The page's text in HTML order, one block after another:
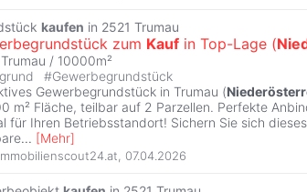
kaufen in 2521 Trumau
zum Kauf in Top-Lage (
/ 10000m²
#Gewerbegrundstück
Gewerbegrundstück in Trumau (
m² Fläche, teilbar auf 2 Parzellen. Perfekte
für Ihren Betriebsstandort! Sichern Sie sich
... [Mehr]
07.04.2026